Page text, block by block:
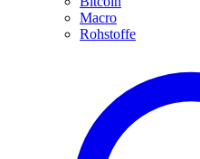
Macro
Rohstoffe